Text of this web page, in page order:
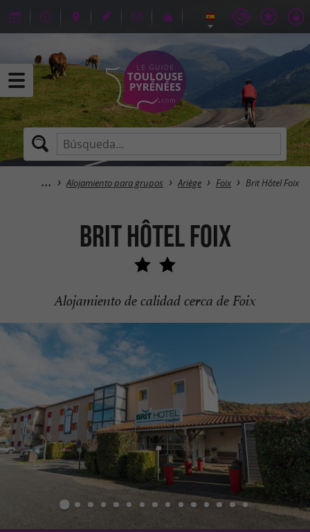
Alojamiento para grupos Ariège Foix Brit Hôtel Foix
Brit Hôtel Foix
Alojamiento de calidad cerca de Foix